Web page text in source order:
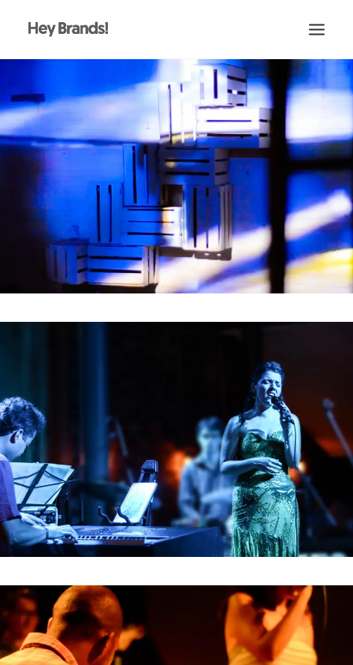
HEY
CONÓCENOS
¿QUÉ HACEMOS?
PROYECTOS
BLOG
ESCRÍBENOS